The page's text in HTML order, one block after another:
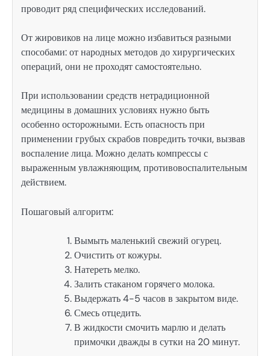
проводит ряд специфических исследований.
От жировиков на лице можно избавиться разными
способами: от народных методов до хирургических
операций, они не проходят самостоятельно.
При использовании средств нетрадиционной
медицины в домашних условиях нужно быть
особенно осторожными. Есть опасность при
применении грубых скрабов повредить точки, вызвав
воспаление лица. Можно делать компрессы с
выраженным увлажняющим, противовоспалительным
действием.
Пошаговый алгоритм:
Вымыть маленький свежий огурец.
Очистить от кожуры.
Натереть мелко.
Залить стаканом горячего молока.
Выдержать 4-5 часов в закрытом виде.
Смесь отцедить.
В жидкости смочить марлю и делать
примочки дважды в сутки на 20 минут.